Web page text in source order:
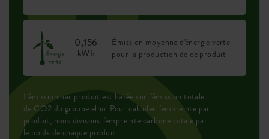
0,156
kWh
Émission moyenne d'énergie verte
pour la production de ce produit
L'émission par produit est basée sur l'émission totale
de CO2 du groupe elho. Pour calculer l'empreinte par
produit, nous divisons l'empreinte carbone totale par
le poids de chaque produit.